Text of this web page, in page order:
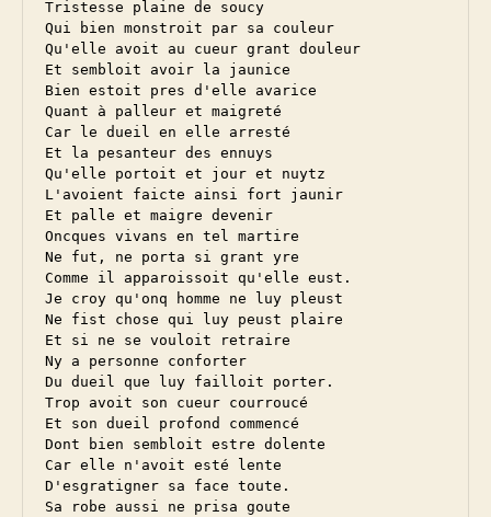
Tristesse plaine de soucy
Qui bien monstroit par sa couleur
Qu'elle avoit au cueur grant douleur
Et sembloit avoir la jaunice
Bien estoit pres d'elle avarice
Quant à palleur et maigreté
Car le dueil en elle arresté
Et la pesanteur des ennuys
Qu'elle portoit et jour et nuytz
L'avoient faicte ainsi fort jaunir
Et palle et maigre devenir
Oncques vivans en tel martire
Ne fut, ne porta si grant yre
Comme il apparoissoit qu'elle eust.
Je croy qu'onq homme ne luy pleust
Ne fist chose qui luy peust plaire
Et si ne se vouloit retraire
Ny a personne conforter
Du dueil que luy failloit porter.
Trop avoit son cueur courroucé
Et son dueil profond commencé
Dont bien sembloit estre dolente
Car elle n'avoit esté lente
D'esgratigner sa face toute.
Sa robe aussi ne prisa goute